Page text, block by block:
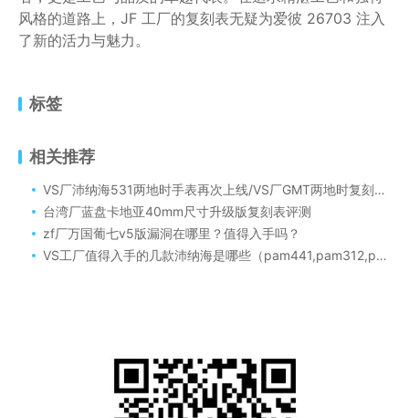
风格的道路上，JF 工厂的复刻表无疑为爱彼 26703 注入
了新的活力与魅力。
标签
相关推荐
VS厂沛纳海531两地时手表再次上线/VS厂GMT两地时复刻版沛纳海PAM00531做工细节方面如何
台湾厂蓝盘卡地亚40mm尺寸升级版复刻表评测
zf厂万国葡七v5版漏洞在哪里？值得入手吗？
VS工厂值得入手的几款沛纳海是哪些（pam441,pam312,pam359,pam312pam616,pam382）